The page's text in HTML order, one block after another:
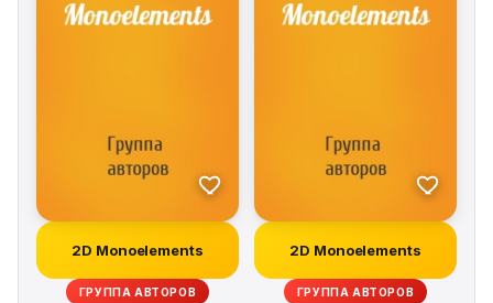
Network Coding, Marine Minier, Yuanyuan Zhang and
Theoretical Bounds and Practical Design, Atoosa
Hatefi, Antoine O. Berthet and Raphael Visoz. 8. Robust
Network Coding, Lana Iwaza, Marco Di Renzo and
Michel Kieffer. 9. Flow Models and Optimization for
Network Coding, Eric Gourdin and Jeremiah Edwards.
2D Monoelements
ГРУППА АВТОРОВ
2D Monoelements
ГРУППА АВТОРОВ